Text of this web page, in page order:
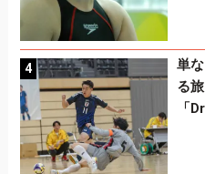
単
る
「